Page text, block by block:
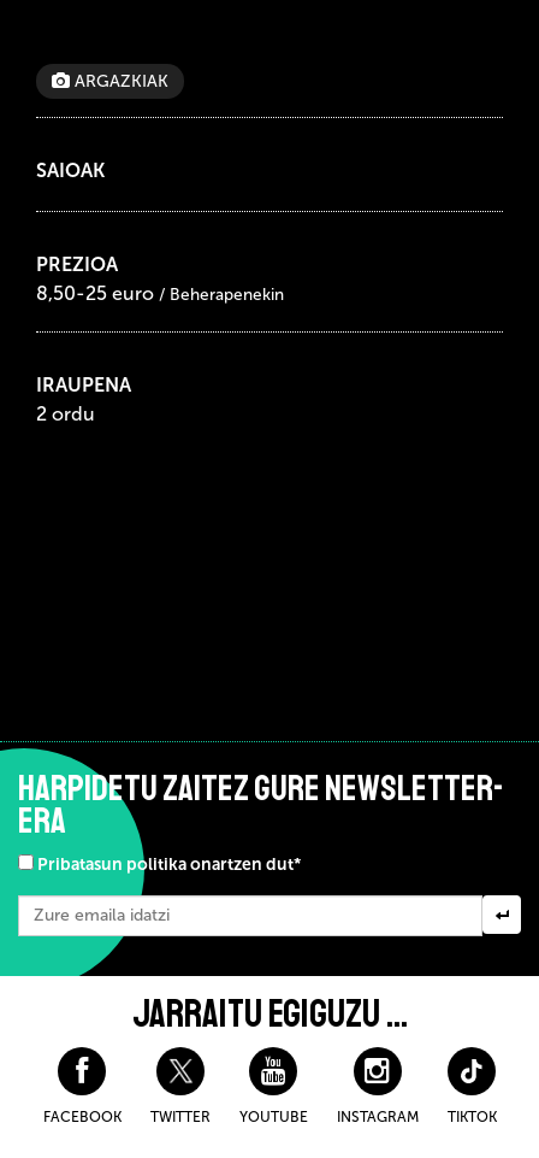
ARGAZKIAK
SAIOAK
PREZIOA
8,50-25 euro / Beherapenekin
IRAUPENA
2 ordu
HARPIDETU ZAITEZ GURE NEWSLETTER-
ERA
Pribatasun politika onartzen dut*
JARRAITU EGIGUZU ...
FACEBOOK TWITTER YOUTUBE INSTAGRAM TIKTOK